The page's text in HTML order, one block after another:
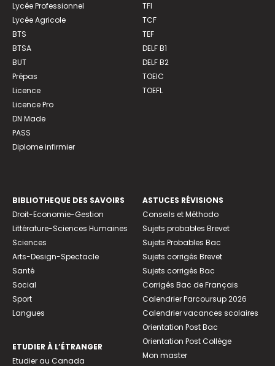
Lycée Professionnel
Lycée Agricole
BTS
BTSA
BUT
Prépas
Licence
Licence Pro
DN Made
PASS
Diplome infirmier
TFI
TCF
TEF
DELF B1
DELF B2
TOEIC
TOEFL
BIBLIOTHEQUE DES SAVOIRS
Droit-Economie-Gestion
Littérature-Sciences Humaines
Sciences
Arts-Design-Spectacle
Santé
Social
Sport
Langues
ETUDIER À L’ÉTRANGER
Etudier au Canada
ASTUCES RÉVISIONS
Conseils et Méthodo
Sujets probables Brevet
Sujets Probables Bac
Sujets corrigés Brevet
Sujets corrigés Bac
Corrigés Bac de Français
Calendrier Parcoursup 2026
Calendrier vacances scolaires
Orientation Post Bac
Orientation Post Collège
Mon master